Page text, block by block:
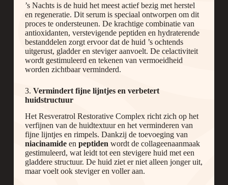
’s Nachts is de huid het meest actief bezig met herstel
en regeneratie. Dit serum is speciaal ontworpen om dit
proces te ondersteunen. De krachtige combinatie van
antioxidanten, verstevigende peptiden en hydraterende
bestanddelen zorgt ervoor dat de huid ’s ochtends
uitgerust, gladder en steviger aanvoelt. De celactiviteit
wordt gestimuleerd en tekenen van vermoeidheid
worden zichtbaar verminderd.
3.Vermindert fijne lijntjes en verbetert
huidstructuur
Het Resveratrol Restorative Complex richt zich op het
verfijnen van de huidtextuur en het verminderen van
fijne lijntjes en rimpels. Dankzij de toevoeging van
niacinamide enpeptiden wordt de collageenaanmaak
gestimuleerd, wat leidt tot een stevigere huid met een
gladdere structuur. De huid ziet er niet alleen jonger uit,
maar voelt ook steviger en voller aan.